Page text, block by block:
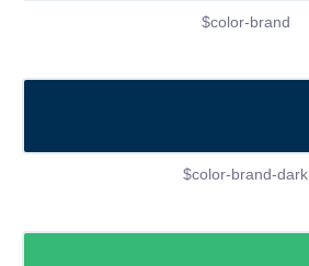
$color-brand
$color-brand-dark